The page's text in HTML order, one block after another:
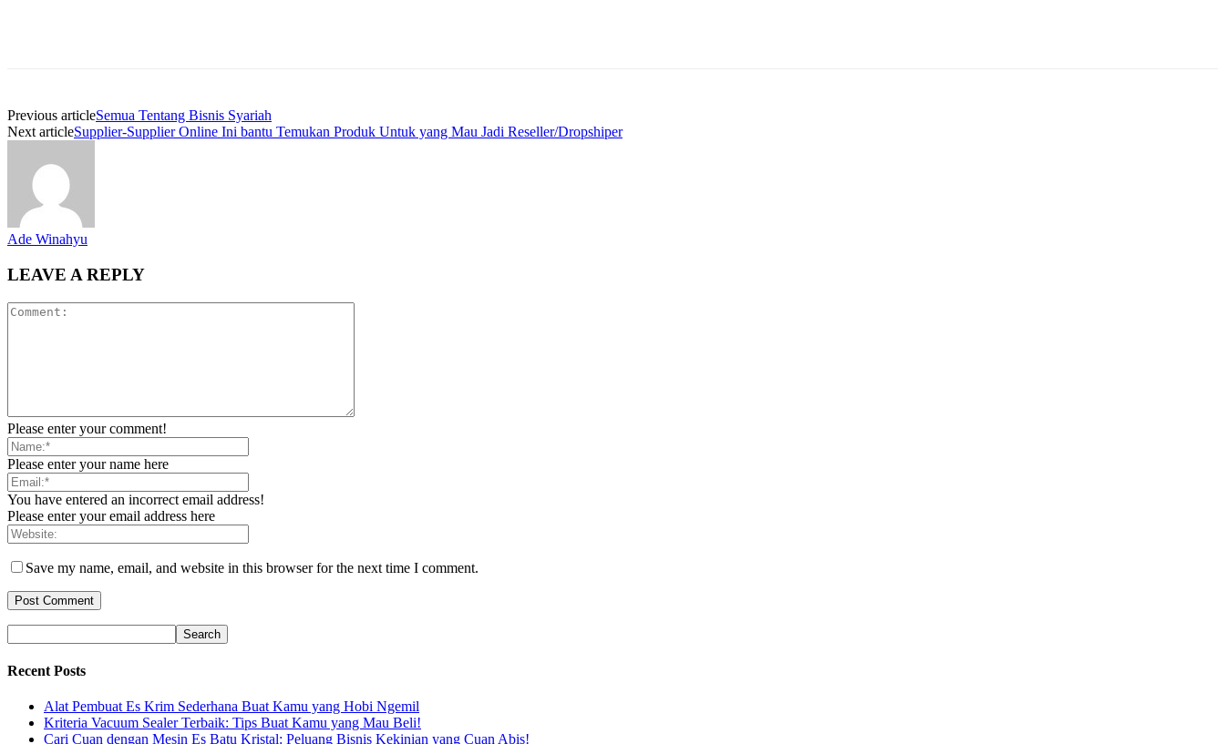
Previous articleSemua Tentang Bisnis Syariah
Next articleSupplier-Supplier Online Ini bantu Temukan Produk Untuk yang Mau Jadi Reseller/Dropshiper
Ade Winahyu
LEAVE A REPLY
Please enter your comment!
Please enter your name here
You have entered an incorrect email address!
Please enter your email address here
Save my name, email, and website in this browser for the next time I comment.
Recent Posts
Alat Pembuat Es Krim Sederhana Buat Kamu yang Hobi Ngemil
Kriteria Vacuum Sealer Terbaik: Tips Buat Kamu yang Mau Beli!
Cari Cuan dengan Mesin Es Batu Kristal: Peluang Bisnis Kekinian yang Cuan Abis!